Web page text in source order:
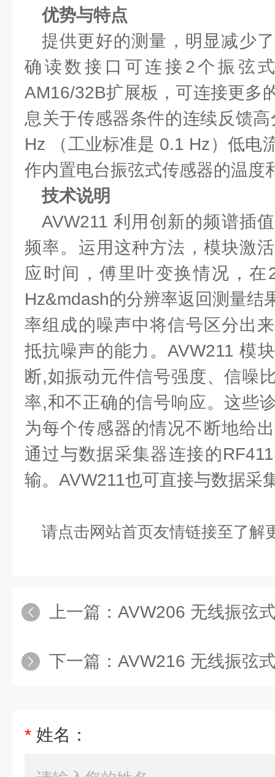
优势与特点
提供更好的测量，明显减少
确读数接口可连接2个振弦
AM16/32B扩展板，可连接更多
息关于传感器条件的连续反馈
Hz （工业标准是 0.1 Hz）低电
作内置电台振弦式传感器的温度
技术说明
AVW211 利用创新的频谱插
频率。运用这种方法，模块激
应时间，傅里叶变换情况，在
Hz&mdash的分辨率返回测量结
率组成的噪声中将信号区分出
抵抗噪声的能力。AVW211 模
断,如振动元件信号强度、信噪
率,和不正确的信号响应。这些
为每个传感器的情况不断地给
通过与数据采集器连接的
输。AVW211也可直接与数据采
请点击网站首页友情链接至了解
上一篇： AVW206 无线振弦
下一篇： AVW216 无线振弦
* 姓名：